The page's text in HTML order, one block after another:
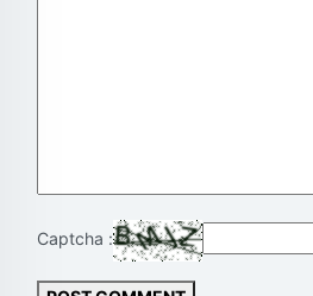
Captcha :